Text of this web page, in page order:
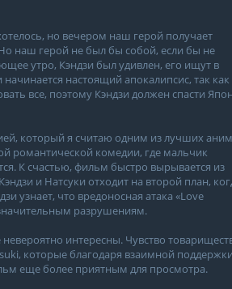
но вечером наш герой получает
наш герой не был бы собой, если бы не
утро, Кэндзи был удивлен, его ищут в
настоящий апокалипсис, так как
все, поэтому Кэндзи должен спасти
который я считаю одним из лучших
романтической комедии, где мальчик
К счастью, фильм быстро вырывается из
и Натсуки отходит на второй план,
узнает, что вредоносная атака «Love
разрушениям.
интересны. Чувство
которые благодаря взаимной поддержки
еще более приятным для просмотра.